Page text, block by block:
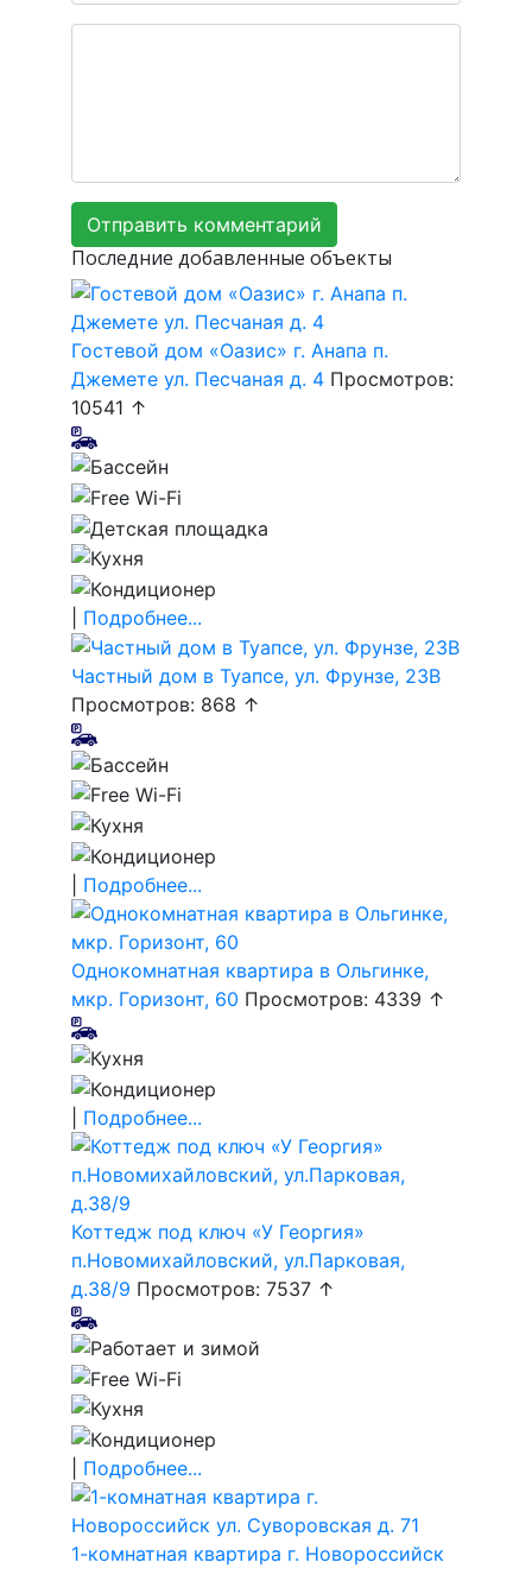
Последние добавленные объекты
Гостевой дом «Оазис» г. Анапа п.
Джемете ул. Песчаная д. 4 Просмотров:
10541 ↑
Подробнее...
Частный дом в Туапсе, ул. Фрунзе, 23В
Просмотров: 868 ↑
Подробнее...
Однокомнатная квартира в Ольгинке,
мкр. Горизонт, 60 Просмотров: 4339 ↑
Подробнее...
Коттедж под ключ «У Георгия»
п.Новомихайловский, ул.Парковая,
д.38/9 Просмотров: 7537 ↑
Подробнее...
1-комнатная квартира г. Новороссийск